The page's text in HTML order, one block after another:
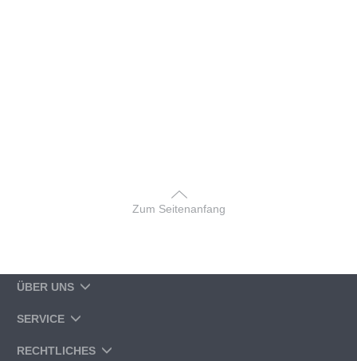
Zum Seitenanfang
ÜBER UNS
SERVICE
RECHTLICHES